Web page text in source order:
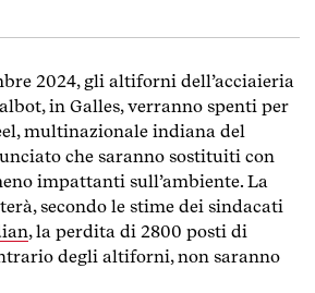
2024, gli altiforni dell’acciaieria
in Galles, verranno spenti per
multinazionale indiana del
che saranno sostituiti con
impattanti sull’ambiente. La
secondo le stime dei sindacati
, la perdita di 2800 posti di
degli altiforni, non saranno